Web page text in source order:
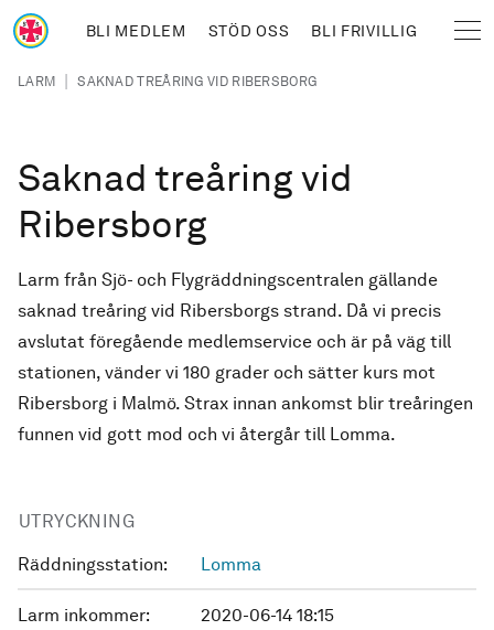
Hoppa till huvudinnehåll
BLI MEDLEM STÖD OSS BLI FRIVILLIG
Länkstig
LARM | SAKNAD TREÅRING VID RIBERSBORG
Saknad treåring vid
Ribersborg
Larm från Sjö- och Flygräddningscentralen gällande
saknad treåring vid Ribersborgs strand. Då vi precis
avslutat föregående medlemservice och är på väg till
stationen, vänder vi 180 grader och sätter kurs mot
Ribersborg i Malmö. Strax innan ankomst blir treåringen
funnen vid gott mod och vi återgår till Lomma.
UTRYCKNING
Räddningsstation: Lomma
Larm inkommer: 2020-06-14 18:15